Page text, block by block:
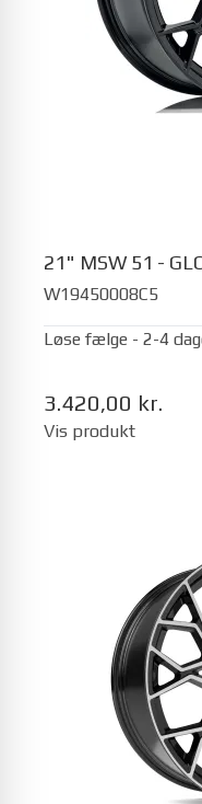
21" MSW 51 -
W19450008C5
Løse fælge - 2-4
3.420,00 kr.
Vis produkt